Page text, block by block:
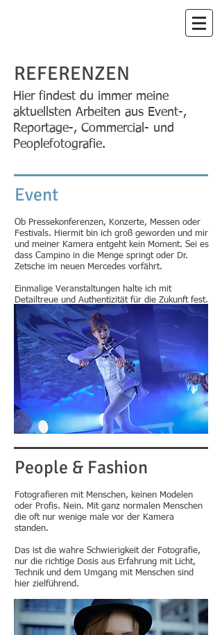
REFERENZEN
Hier findest du immer meine
aktuellsten Arbeiten aus Event-,
Reportage-, Commercial- und
Peoplefotografie.
Event
Ob Pressekonferenzen, Konzerte, Messen oder
Festivals. Hiermit bin ich groß geworden und mir
und meiner Kamera entgeht kein Moment. Sei es
dass Campino in die Menge springt oder Dr.
Zetsche im neuen Mercedes vorfährt.
Einmalige Veranstaltungen halte ich mit
Detailtreue und Authentizität für die Zukunft fest.
People & Fashion
Fotografieren mit Menschen, keinen Modelen
oder Profis. Nein. Mit ganz normalen Menschen
die oft nur wenige male vor der Kamera
standen.
Das ist die wahre Schwierigkeit der Fotografie,
nur die richtige Dosis aus Erfahrung mit Licht,
Technik und dem Umgang mit Menschen sind
hier zielführend.